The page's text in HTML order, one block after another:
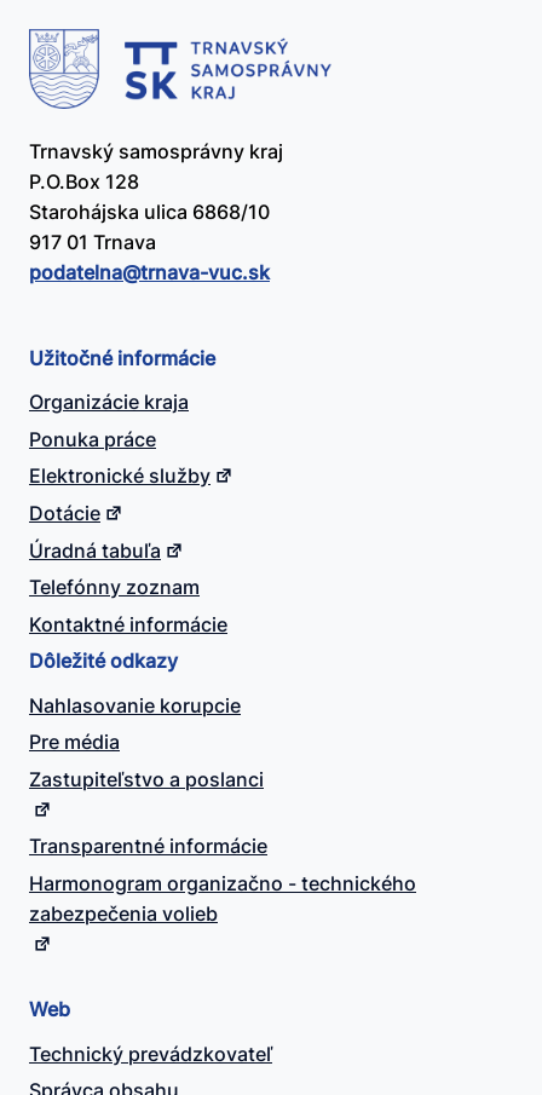
Trnavský samosprávny kraj
P.O.Box 128
Starohájska ulica 6868/10
917 01 Trnava
podatelna@​trnava-vuc.sk
Užitočné informácie
Organizácie kraja
Ponuka práce
Elektronické služby
Dotácie
Úradná tabuľa
Telefónny zoznam
Kontaktné informácie
Dôležité odkazy
Nahlasovanie korupcie
Pre média
Zastupiteľstvo a poslanci
Transparentné informácie
Harmonogram organizačno - technického
zabezpečenia volieb
Web
Technický prevádzkovateľ